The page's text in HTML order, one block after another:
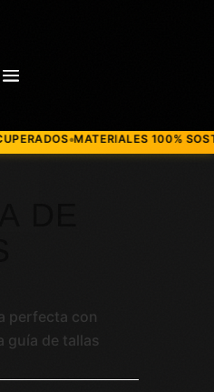
●MATERIALES 100% SOSTENIBLES
perfecta con
guía de tallas